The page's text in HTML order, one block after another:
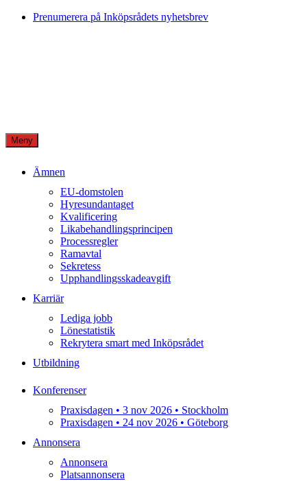
Skip
Prenumerera på Inköpsrådets nyhetsbrev
Meny
Ämnen
EU-domstolen
Hyresundantaget
Kvalificering
Likabehandlingsprincipen
Processregler
Ramavtal
Sekretess
Upphandlingsskadeavgift
Karriär
Lediga jobb
Lönestatistik
Rekrytera smart med Inköpsrådet
Utbildning
Konferenser
Praxisdagen • 3 nov 2026 • Stockholm
Praxisdagen • 24 nov 2026 • Göteborg
Annonsera
Annonsera
Platsannonsera